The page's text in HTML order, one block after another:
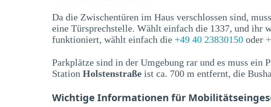
Da die Zwischentüren im Haus verschlossen sind,
eine Türsprechstelle. Wählt einfach die 1337, und ihr
funktioniert, wählt einfach die +49 40 23830150 oder
Parkplätze sind in der Umgebung rar und es muss ein
Station Holstenstraße ist ca. 700 m entfernt, die
Wichtige Informationen für